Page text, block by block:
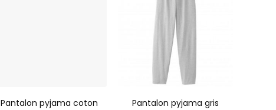
Pantalon pyjama coton
Pantalon pyjama gris